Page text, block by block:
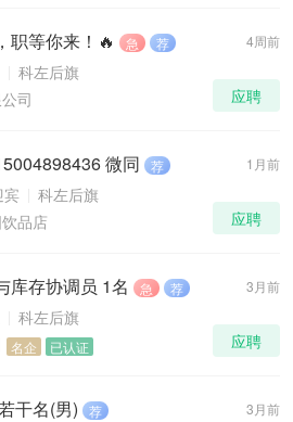
4周前
职等你来！🔥 急 荐
科左后旗
司
应聘
1月前
微同 荐
宾
科左后旗
品店
应聘
3月前
库存协调员 1名 急 荐
科左后旗
名企 已认证 应聘
3月前
干名(男) 荐